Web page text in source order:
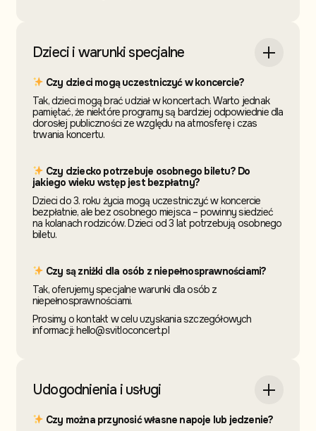
Dzieci i warunki specjalne
Czy dzieci mogą uczestniczyć w koncercie?
Tak, dzieci mogą brać udział w koncertach. Warto jednak
pamiętać, że niektóre programy są bardziej odpowiednie dla
dorosłej publiczności ze względu na atmosferę i czas
trwania koncertu.
Czy dziecko potrzebuje osobnego biletu? Do
jakiego wieku wstęp jest bezpłatny?
Dzieci do 3. roku życia mogą uczestniczyć w koncercie
bezpłatnie, ale bez osobnego miejsca – powinny siedzieć
na kolanach rodziców. Dzieci od 3 lat potrzebują osobnego
biletu.
Czy są zniżki dla osób z niepełnosprawnościami?
Tak, oferujemy specjalne warunki dla osób z
niepełnosprawnościami.
Prosimy o kontakt w celu uzyskania szczegółowych
informacji: hello@svitloconcert.pl
Udogodnienia i usługi
Czy można przynosić własne napoje lub jedzenie?